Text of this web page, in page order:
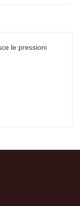
le pressioni